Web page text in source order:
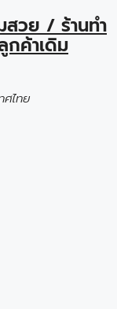
สวย / ร้านทำ
กค้าเดิม
ศไทย